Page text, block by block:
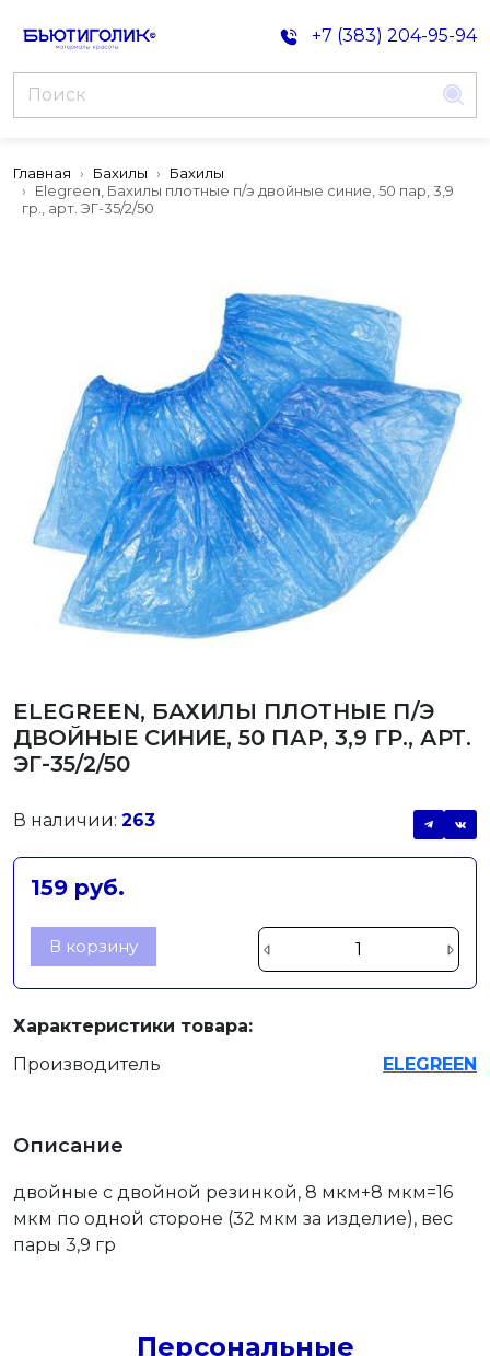
+7 (383) 204-95-94
Главная Бахилы
Бахилы
Elegreen, Бахилы плотные п/э двойные синие, 50 пар, 3,9
гр., арт. ЭГ-35/2/50
ELEGREEN, БАХИЛЫ ПЛОТНЫЕ П/Э
ДВОЙНЫЕ СИНИЕ, 50 ПАР, 3,9 ГР., АРТ.
ЭГ-35/2/50
В наличии: 263
159 руб.
В корзину
Характеристики товара:
Производитель
ELEGREEN
Описание
двойные с двойной резинкой, 8 мкм+8 мкм=16
мкм по одной стороне (32 мкм за изделие), вес
пары 3,9 гр
Персональные